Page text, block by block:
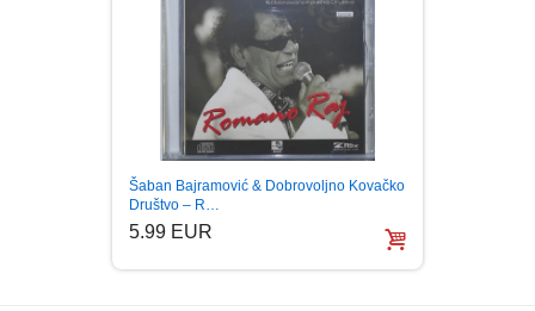
Šaban Bajramović & Dobrovoljno Kovačko
Društvo – R…
5.99 EUR